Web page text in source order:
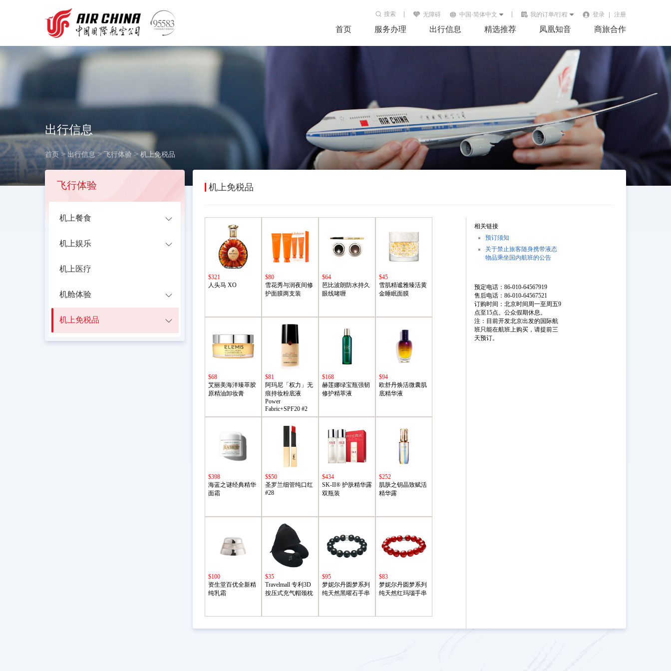
搜索 无障碍 中国·简体中文 我的订单/行程 登录 注册
首页 服务办理 出行信息 精选推荐 凤凰知音 商旅合作
出行信息
首页>出行信息>飞行体验> 机上免税品
飞行体验
机上餐食
机上娱乐
机上医疗
机舱体验
机上免税品
机上免税品
$321
人头马 XO
$80
雪花秀与润夜间修
护面膜两支装
$64
芭比波朗防水持久
眼线啫喱
$45
雪肌精谧雅臻活黄
金睡眠面膜
$68
艾丽美海洋臻萃胶
原精油卸妆膏
$81
阿玛尼「权力」无
痕持妆粉底液
Power
Fabric+SPF20 #2
$168
赫莲娜绿宝瓶强韧
修护精萃液
$94
欧舒丹焕活微囊肌
底精华液
$398
海蓝之谜经典精华
面霜
$$50
圣罗兰细管纯口红
#28
$434
SK-II® 护肤精华露
双瓶装
$252
肌肤之钥晶致赋活
精华露
$100
资生堂百优全新精
纯乳霜
$35
Travelmall 专利3D
按压式充气帽颈枕
$95
梦妮尔丹圆梦系列
纯天然黑曜石手串
$83
梦妮尔丹圆梦系列
纯天然红玛瑙手串
相关链接
预订须知
关于禁止旅客随身携带液态
物品乘坐国内航班的公告
预定电话：86-010-64567919
售后电话：86-010-64567521
订购时间：北京时间周一至周五9
点至15点。公众假期休息。
注：目前开发北京出发的国际航
班只能在航班上购买，请提前三
天预订。